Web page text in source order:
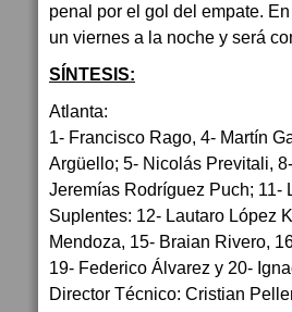
penal por el gol del empate.
un viernes a la noche y será
SÍNTESIS:
Atlanta:
1- Francisco Rago, 4- Martín
Argüello; 5- Nicolás Previtali,
Jeremías Rodríguez Puch; 11-
Suplentes: 12- Lautaro López
Mendoza, 15- Braian Rivero,
19- Federico Álvarez y 20-
Director Técnico: Cristian